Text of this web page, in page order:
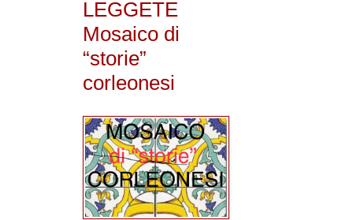
LEGGETE
Mosaico di
“storie”
corleonesi